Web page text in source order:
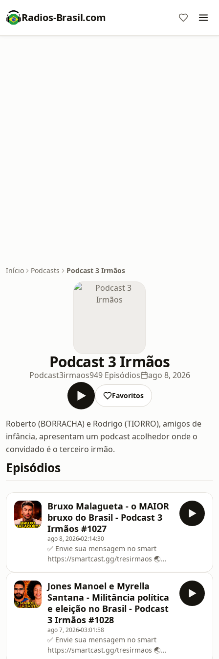
Radios-Brasil.com
Início Podcasts Podcast 3 Irmãos
Podcast 3 Irmãos
Podcast3irmaos949 Episódios ago 8, 2026
Favoritos
Roberto (BORRACHA) e Rodrigo (TIORRO), amigos de
infância, apresentam um podcast acolhedor onde o
convidado é o terceiro irmão.
Episódios
Bruxo Malagueta - o MAIOR
bruxo do Brasil - Podcast 3
Irmãos #1027
ago 8, 202602:14:30
✅ Envie sua mensagem no smart
https://smartcast.gg/tresirmaos 🌏
sua vaga:
https://3irmaos.in/viagemchina❤️
SEJA MEMBRO do canal e COLABORE
para que possamos fazer programas
CADA VEZ MELHORES
https://3irmaos.in/membro ✅
INSCREVA-SE em nossos OUTROS
Jones Manoel e Myrella
Santana - Militância política
e eleição no Brasil - Podcast
3 Irmãos #1028
ago 7, 202603:01:58
✅ Envie sua mensagem no smart
https://smartcast.gg/tresirmaos 🌏